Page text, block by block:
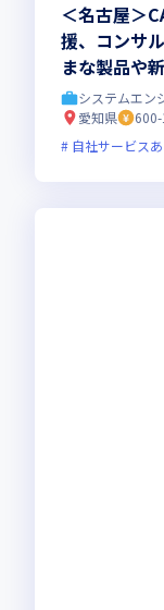
＜名古屋＞
援、コンサ
まな製品や
識を吸収し
システムエン
愛知県
自社サービス